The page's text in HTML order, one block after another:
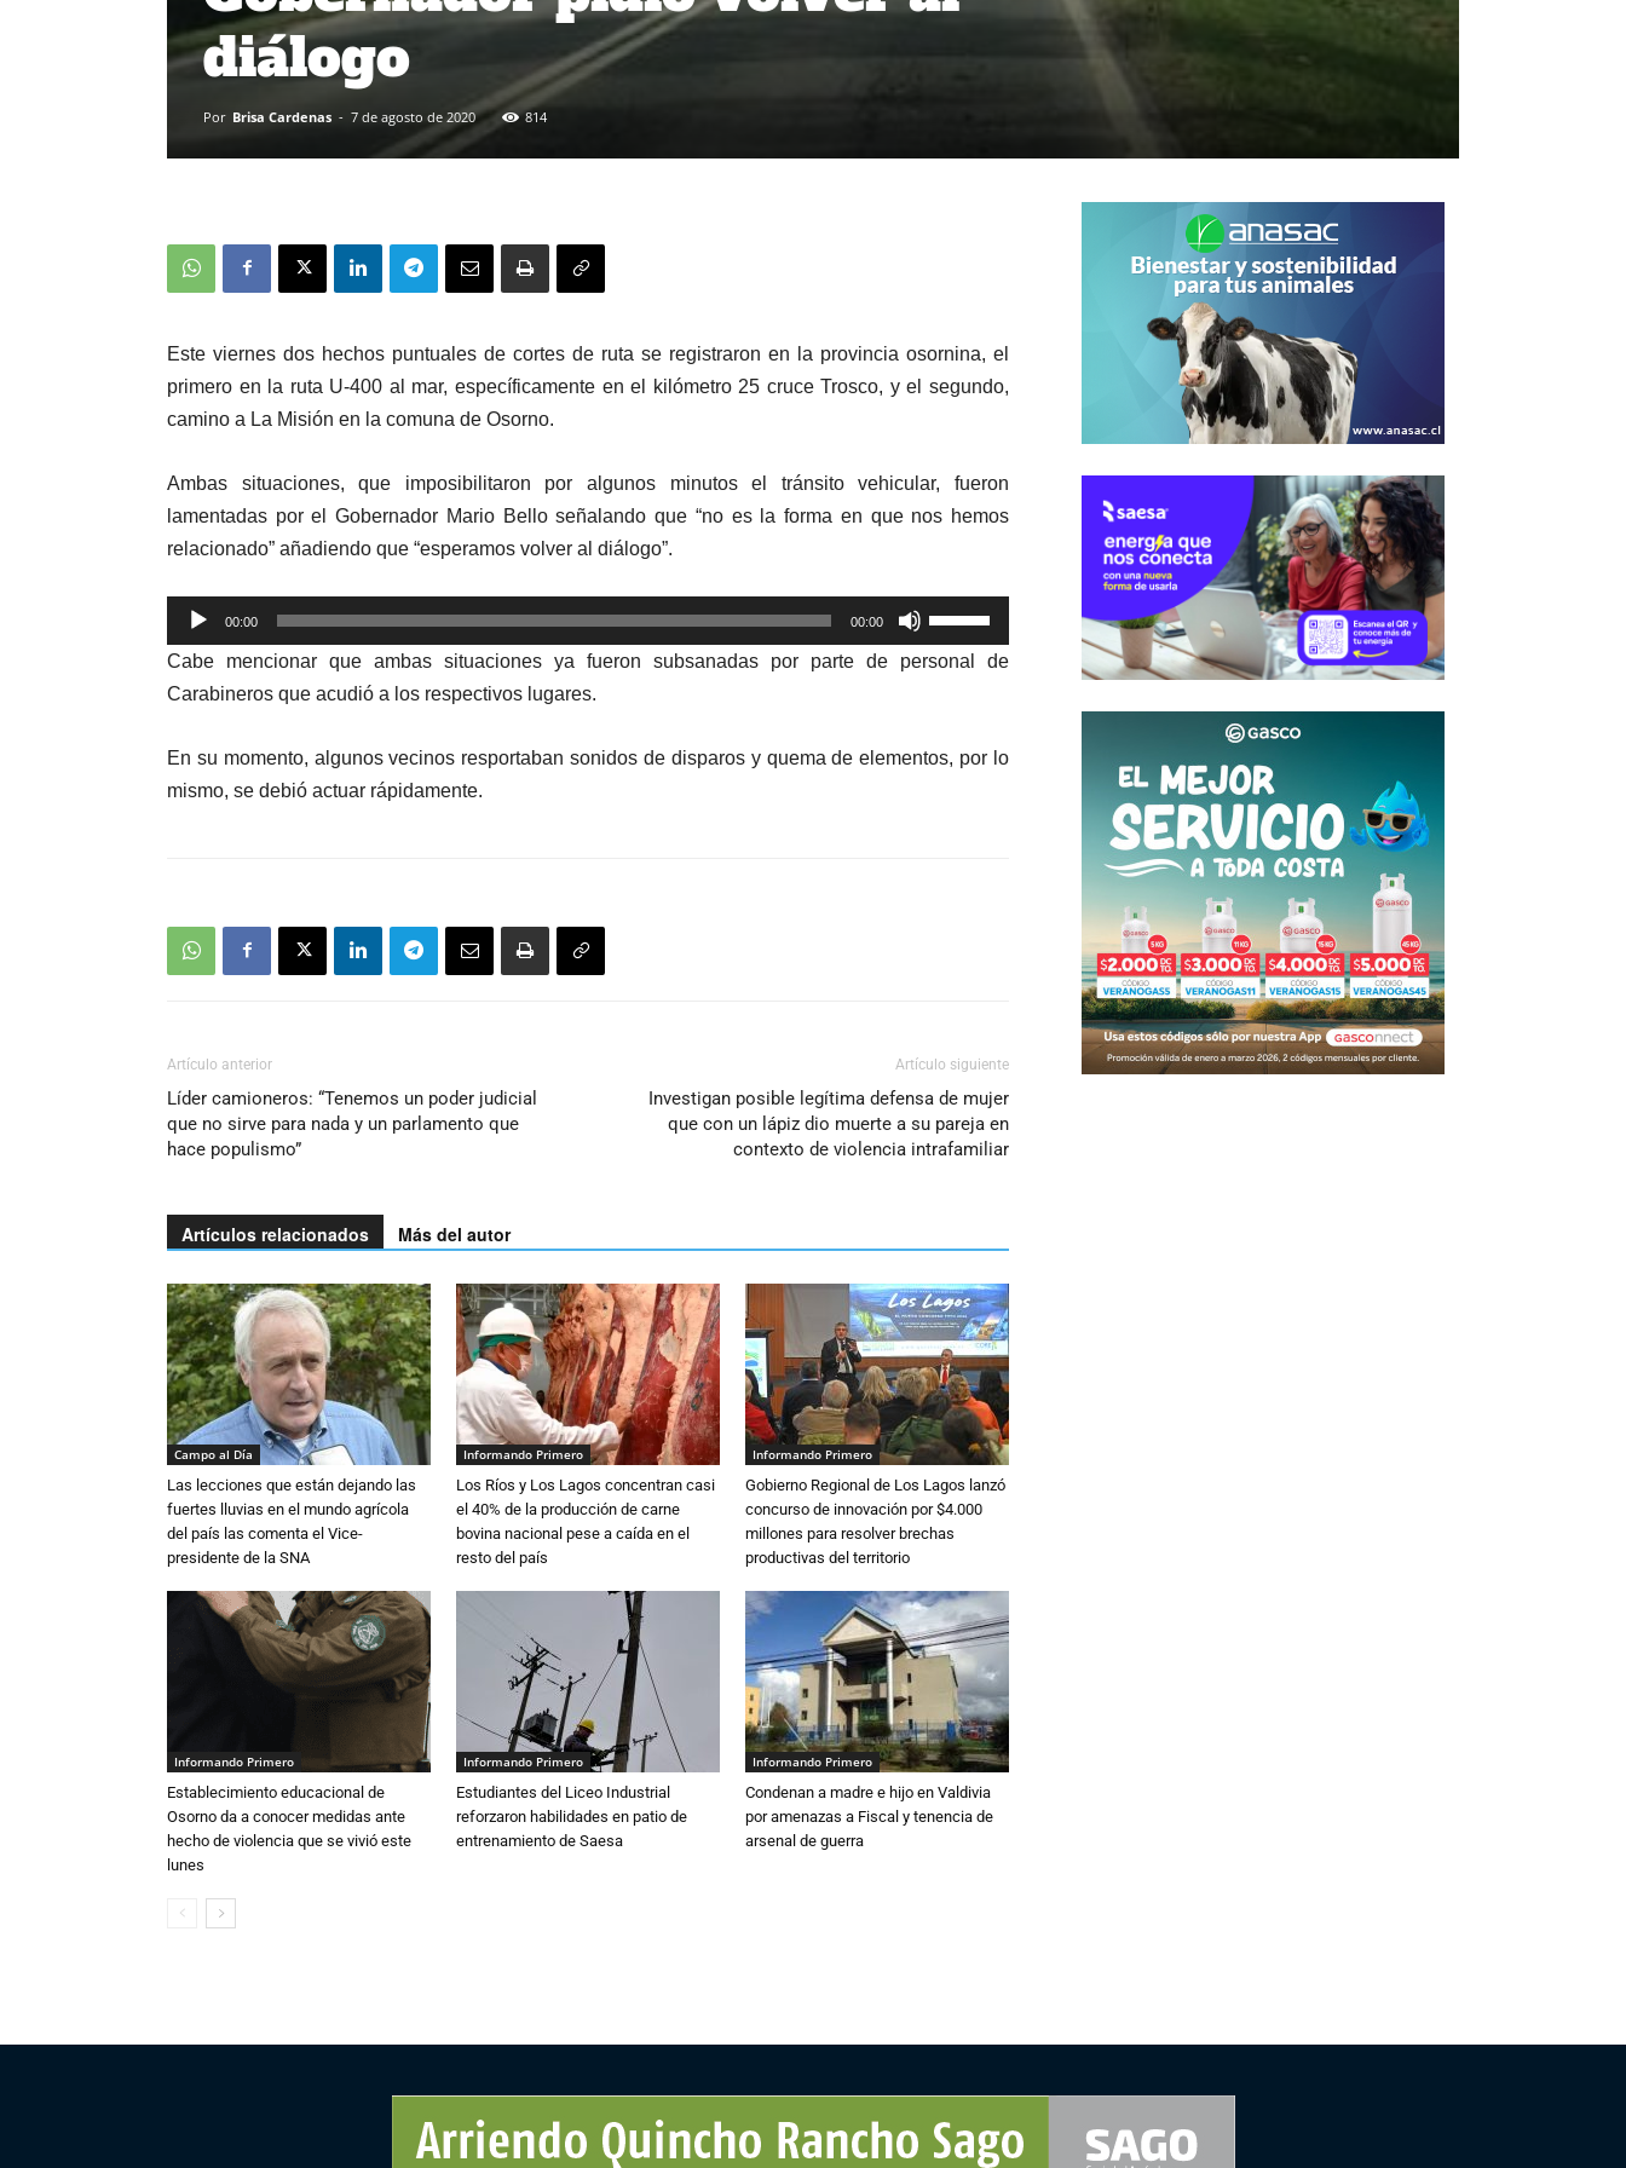
diálogo
Por Brisa Cardenas - 7 de agosto de 2020 814
Este viernes dos hechos puntuales de cortes de ruta se registraron en la provincia osornina, el
primero en la ruta U-400 al mar, específicamente en el kilómetro 25 cruce Trosco, y el segundo,
camino a La Misión en la comuna de Osorno.
Ambas situaciones, que imposibilitaron por algunos minutos el tránsito vehicular, fueron
lamentadas por el Gobernador Mario Bello señalando que “no es la forma en que nos hemos
relacionado” añadiendo que “esperamos volver al diálogo”.
Reproductor
de
audio
00:00 00:00
las
teclas
arriba/abajo
Cabe mencionar que ambas situaciones ya fueron subsanadas por parte de personal de
Carabineros que acudió a los respectivos lugares.
En su momento, algunos vecinos resportaban sonidos de disparos y quema de elementos, por lo
mismo, se debió actuar rápidamente.
Artículo anterior
Líder camioneros: “Tenemos un poder judicial
que no sirve para nada y un parlamento que
hace populismo”
Artículo siguiente
Investigan posible legítima defensa de mujer
que con un lápiz dio muerte a su pareja en
contexto de violencia intrafamiliar
Artículos relacionados Más del autor
Campo al Día
Las lecciones que están dejando las
fuertes lluvias en el mundo agrícola
del país las comenta el Vice-
presidente de la SNA
Informando Primero
Los Ríos y Los Lagos concentran casi
el 40% de la producción de carne
bovina nacional pese a caída en el
resto del país
Informando Primero
Gobierno Regional de Los Lagos lanzó
concurso de innovación por $4.000
millones para resolver brechas
productivas del territorio
Informando Primero
Establecimiento educacional de
Osorno da a conocer medidas ante
hecho de violencia que se vivió este
lunes
Informando Primero
Estudiantes del Liceo Industrial
reforzaron habilidades en patio de
entrenamiento de Saesa
Informando Primero
Condenan a madre e hijo en Valdivia
por amenazas a Fiscal y tenencia de
arsenal de guerra